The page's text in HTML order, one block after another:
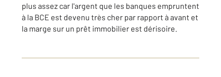
plus assez car l'argent que les banques empruntent
à la BCE est devenu très cher par rapport à avant et
la marge sur un prêt immobilier est dérisoire.